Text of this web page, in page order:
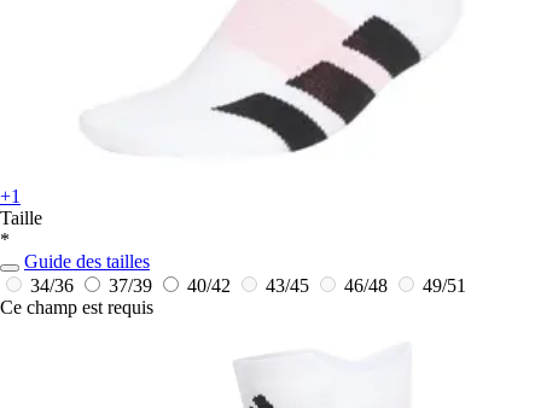
+1
Taille
*
Guide des tailles
34/36
37/39 40/42 43/45 46/48
49/51
Ce champ est requis